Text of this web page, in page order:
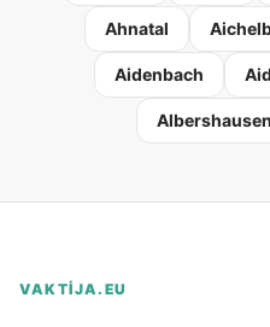
Ahnatal
Aidenbach
Albershausen
VAKTIJA.EU